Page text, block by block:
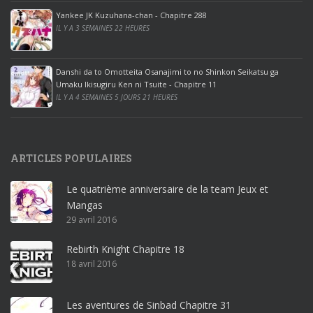
ff
i
c
e
2
0
1
r
o
ff
i
c
e
3
Yankee JK Kuzuhana-chan - Chapitre 288
IL Y A 3 SEMAINES 22 HEURES
Danshi da to Omotteita Osanajimi to no Shinkon Seikatsu ga
Umaku Ikisugiru Ken ni Tsuite - Chapitre 11
IL Y A 4 SEMAINES 5 JOURS 21 HEURES
ARTICLES POPULAIRES
Le quatrième anniversaire de la team Jeux et
Mangas
29 avril 2016
Rebirth Knight Chapitre 18
18 avril 2016
Les aventures de Sinbad Chapitre 31